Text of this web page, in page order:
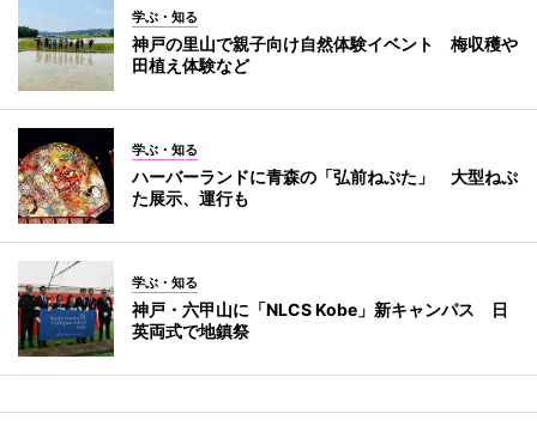
学ぶ・知る
神戸の里山で親子向け自然体験イベント 梅収穫や
田植え体験など
学ぶ・知る
ハーバーランドに青森の「弘前ねぷた」 大型ねぷ
た展示、運行も
学ぶ・知る
神戸・六甲山に「NLCS Kobe」新キャンパス 日
英両式で地鎮祭